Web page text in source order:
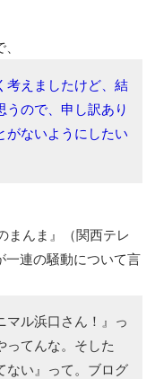
考えましたけど、結
うので、申し訳あり
がないようにしたい
まんま』（関西テレ
一連の騒動について言
マル浜口さん！』っ
ってんな。そした
ない』って。ブログ